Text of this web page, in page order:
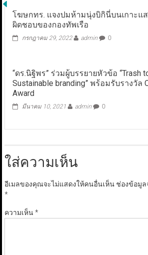
โฆษกทร. แจงปมห้ามนุ่งบิกินี่บนเกาะแ
ผิดชอบของกองทัพเรือ
กรกฎาคม 29, 2022 admin 0
“ดร.นิฐิพร” ร่วมผู้บรรยายหัวข้อ “Trash
Sustainable branding” พร้อมรับรางวัล
Award
มีนาคม 10, 2021 admin 0
ใส่ความเห็น
อีเมลของคุณจะไม่แสดงให้คนอื่นเห็น ช่องข้อมูล
*
ความเห็น*